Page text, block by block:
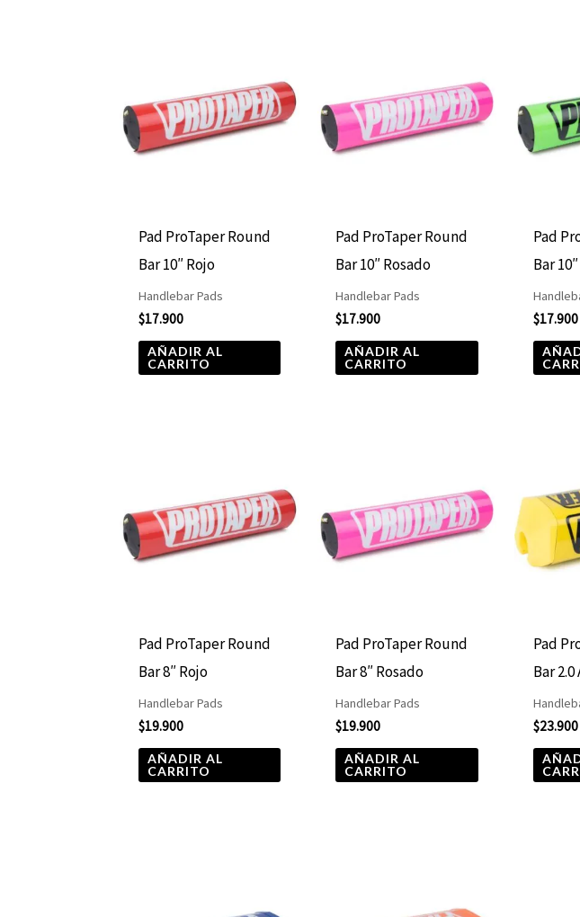
Pad ProTaper Round
Bar 10″ Rojo
Handlebar Pads
$17.900
AÑADIR AL
CARRITO
Pad ProTaper Round
Bar 10″ Rosado
Handlebar Pads
$17.900
AÑADIR AL
CARRITO
Pad
Bar
$17.900
Pad ProTaper Round
Bar 8″ Rojo
Handlebar Pads
$19.900
AÑADIR AL
CARRITO
Pad ProTaper Round
Bar 8″ Rosado
Handlebar Pads
$19.900
AÑADIR AL
CARRITO
Pad
Bar
$23.900